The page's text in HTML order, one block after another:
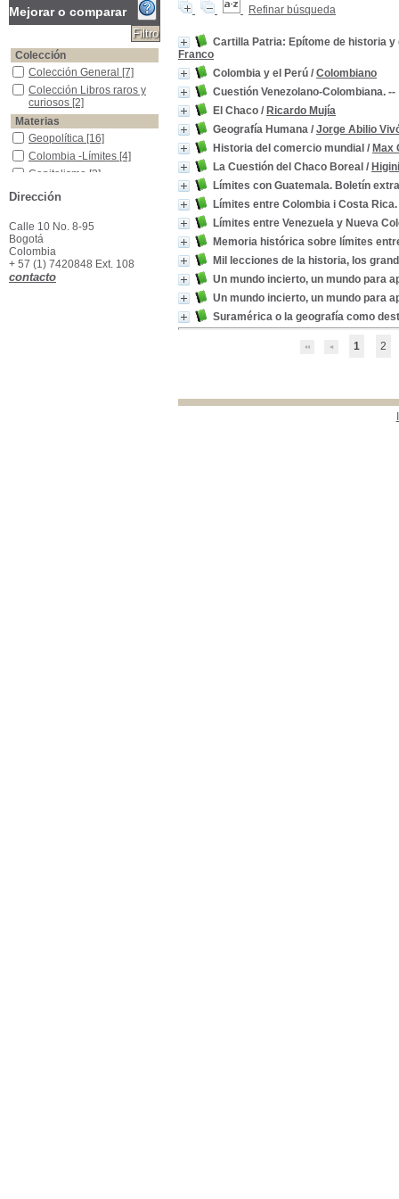
Refinar búsqueda
Cartilla Patria: Epítome de historia
Franco
Colombia y el Perú / Colombiano
Cuestión Venezolano-Colombiana. --
El Chaco / Ricardo Mujía
Geografía Humana / Jorge Abilio
Historia del comercio mundial / Max
La Cuestión del Chaco Boreal /
Límites con Guatemala. Boletín
Límites entre Colombia i Costa Rica.
Límites entre Venezuela y Nueva
Memoria histórica sobre límites
Mil lecciones de la historia, los
Un mundo incierto, un mundo para
Un mundo incierto, un mundo para
Suramérica o la geografía como
1 2
Mejorar o comparar
Colección
Colección General
Colección General [7]
Colección Libros raros y curiosos
Colección Libros raros y
curiosos [2]
Materias
Geopolítica
Geopolítica [16]
Colombia -Límites
Colombia -Límites [4]
Capitalismo
Capitalismo [2]
Ciencia Política
Ciencia Política
Enseñanza[2]
Ciencias Sociales -Metodología
Ciencias Sociales -
Metodología
Derecho Internacional Público
Derecho Internacional
Público
América del Sur -Geografía Política
Dirección
Calle 10 No. 8-95
Bogotá
Colombia
+ 57 (1) 7420848 Ext. 108
contacto